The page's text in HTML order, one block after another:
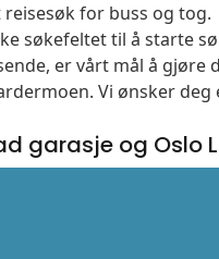
for buss og
søkefeltet til å starte
er vårt mål å
Vi ønsker
garasje og Oslo